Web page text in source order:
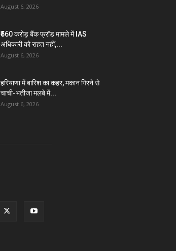
August 6, 2026
₹560 करोड़ बैंक फ्रॉड मामले में IAS
अधिकारी को राहत नहीं,...
August 6, 2026
हरियाणा में बारिश का कहर, मकान गिरने से
चाची-भतीजा मलबे में...
August 6, 2026